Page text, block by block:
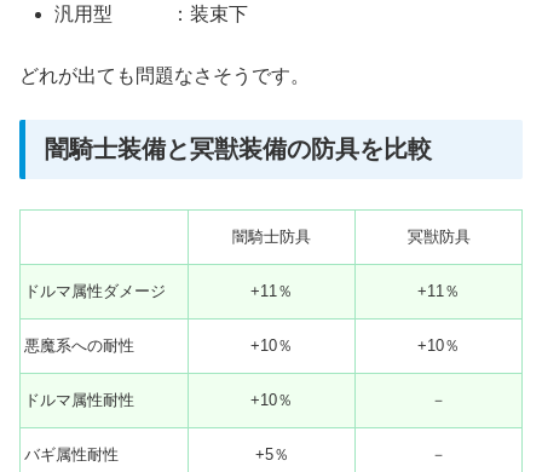
汎用型 ：装束下
どれが出ても問題なさそうです。
闇騎士装備と冥獣装備の防具を比較
闇騎士防具 冥獣防具
ドルマ属性ダメージ +11％ +11％
悪魔系への耐性 +10％ +10％
ドルマ属性耐性 +10％ －
バギ属性耐性 +5％ －